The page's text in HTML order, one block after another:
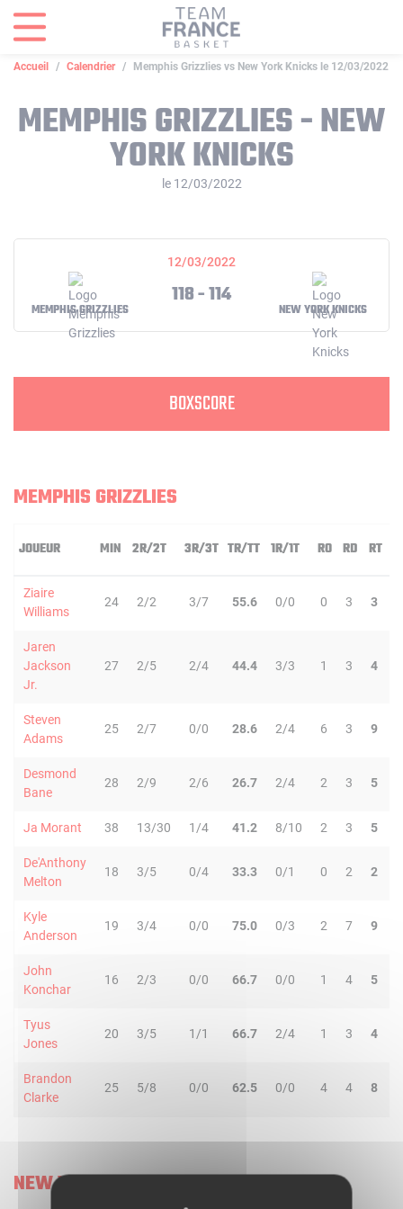
Accueil Calendrier Memphis Grizzlies vs New York Knicks le 12/03/2022
MEMPHIS GRIZZLIES - NEW
YORK KNICKS
le 12/03/2022
12/03/2022
MEMPHIS GRIZZLIES
118 - 114
NEW YORK KNICKS
BOXSCORE
MEMPHIS GRIZZLIES
JOUEUR MIN 2R/2T 3R/3T TR/TT 1R/1T RO RD RT
Ziaire
Williams
24 2/2 3/7 55.6 0/0 0 3 3
Jaren
Jackson
Jr.
27 2/5 2/4 44.4 3/3 1 3 4
Steven
Adams
25 2/7 0/0 28.6 2/4 6 3 9
Desmond
Bane
28 2/9 2/6 26.7 2/4 2 3 5
Ja Morant 38 13/30 1/4 41.2 8/10 2 3 5
De'Anthony
Melton
18 3/5 0/4 33.3 0/1 0 2 2
Kyle
Anderson
19 3/4 0/0 75.0 0/3 2 7 9
John
Konchar
16 2/3 0/0 66.7 0/0 1 4 5
Tyus
Jones
20 3/5 1/1 66.7 2/4 1 3 4
Brandon
Clarke
25 5/8 0/0 62.5 0/0 4 4 8
NEW YORK KNICKS
Panneau de gestion des cookies